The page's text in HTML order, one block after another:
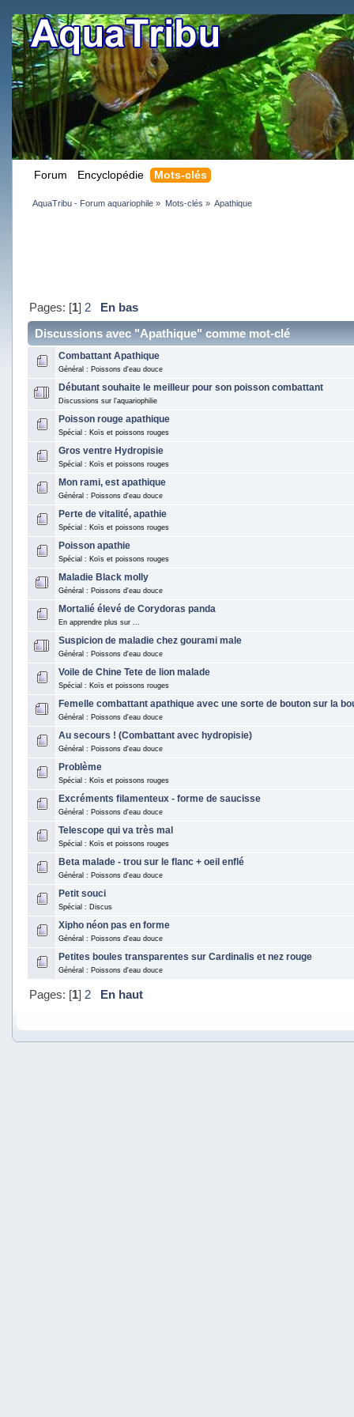
Forum Encyclopédie Mots-clés
AquaTribu - Forum aquariophile » Mots-clés » Apathique
Pages: [1]2 En bas
Discussions avec "Apathique" comme mot-clé
Combattant Apathique
Général : Poissons d'eau douce
Débutant souhaite le meilleur pour son poisson combattant
Discussions sur l'aquariophilie
Poisson rouge apathique
Spécial : Koïs et poissons rouges
Gros ventre Hydropisie
Spécial : Koïs et poissons rouges
Mon rami, est apathique
Général : Poissons d'eau douce
Perte de vitalité, apathie
Spécial : Koïs et poissons rouges
Poisson apathie
Spécial : Koïs et poissons rouges
Maladie Black molly
Général : Poissons d'eau douce
Mortalié élevé de Corydoras panda
En apprendre plus sur ...
Suspicion de maladie chez gourami male
Général : Poissons d'eau douce
Voile de Chine Tete de lion malade
Spécial : Koïs et poissons rouges
Femelle combattant apathique avec une sorte de bouton sur la
Général : Poissons d'eau douce
Au secours ! (Combattant avec hydropisie)
Général : Poissons d'eau douce
Problème
Spécial : Koïs et poissons rouges
Excréments filamenteux - forme de saucisse
Général : Poissons d'eau douce
Telescope qui va très mal
Spécial : Koïs et poissons rouges
Beta malade - trou sur le flanc + oeil enflé
Général : Poissons d'eau douce
Petit souci
Spécial : Discus
Xipho néon pas en forme
Général : Poissons d'eau douce
Petites boules transparentes sur Cardinalis et nez rouge
Général : Poissons d'eau douce
Pages: [1] 2 En haut